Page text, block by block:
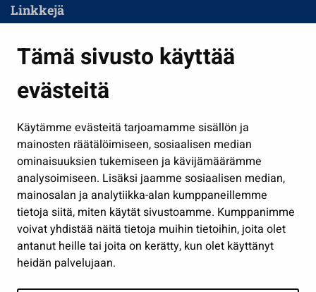
Tämä sivusto käyttää
evästeitä
Käytämme evästeitä tarjoamamme sisällön ja
mainosten räätälöimiseen, sosiaalisen median
ominaisuuksien tukemiseen ja kävijämäärämme
analysoimiseen. Lisäksi jaamme sosiaalisen median,
mainosalan ja analytiikka-alan kumppaneillemme
tietoja siitä, miten käytät sivustoamme. Kumppanimme
voivat yhdistää näitä tietoja muihin tietoihin, joita olet
antanut heille tai joita on kerätty, kun olet käyttänyt
heidän palvelujaan.
Linkkejä
Kasvatus ja opetus
Kulttuuri ja liikunta
Työ ja yrittäminen
Osallistu ja asioi
Näytä omat evästeasetukseni
Seuraa meitä